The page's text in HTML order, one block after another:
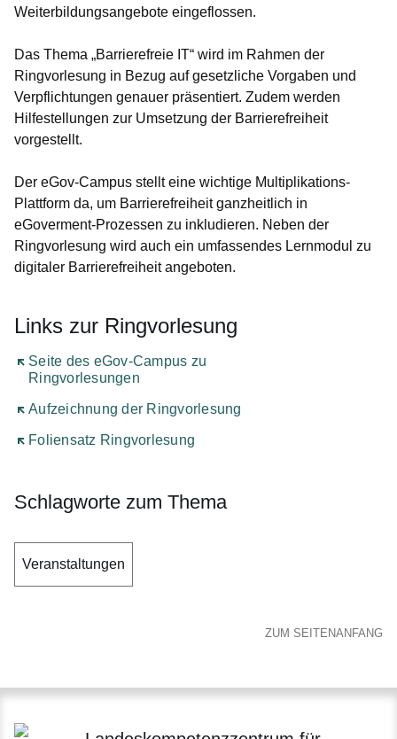
Weiterbildungsangebote eingeflossen.
Das Thema „Barrierefreie IT“ wird im Rahmen der
Ringvorlesung in Bezug auf gesetzliche Vorgaben und
Verpflichtungen genauer präsentiert. Zudem werden
Hilfestellungen zur Umsetzung der Barrierefreiheit
vorgestellt.
Der eGov-Campus stellt eine wichtige Multiplikations-
Plattform da, um Barrierefreiheit ganzheitlich in
eGoverment-Prozessen zu inkludieren. Neben der
Ringvorlesung wird auch ein umfassendes Lernmodul zu
digitaler Barrierefreiheit angeboten.
Links zur Ringvorlesung
Seite des eGov-Campus zu
Ringvorlesungen
Öffnet sich in einem neuen Fenster
Aufzeichnung der Ringvorlesung
Öffnet sich in einem neuen Fenster
Foliensatz Ringvorlesung
Öffnet sich in einem neuen Fenster
Schlagworte zum Thema
Veranstaltungen
ZUM SEITENANFANG